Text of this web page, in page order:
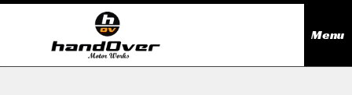
Menu